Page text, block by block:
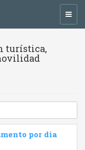
turística,
por dia